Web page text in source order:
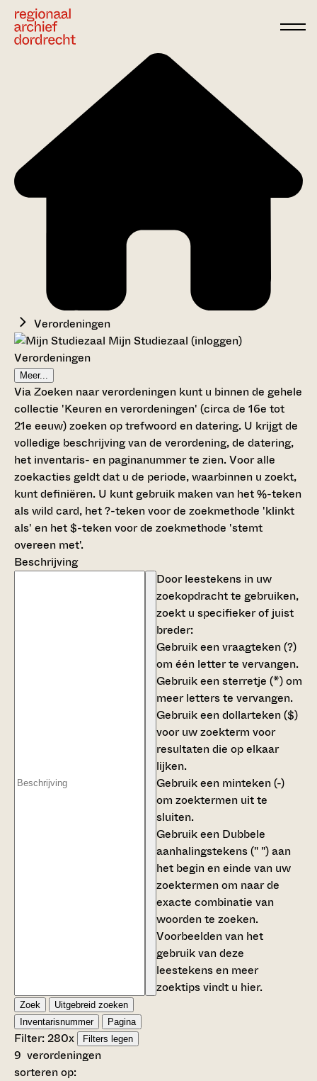
Verordeningen
Mijn Studiezaal (inloggen)
Verordeningen
Meer...
Via Zoeken naar verordeningen kunt u binnen de gehele
collectie 'Keuren en verordeningen' (circa de 16e tot
21e eeuw) zoeken op trefwoord en datering. U krijgt de
volledige beschrijving van de verordening, de datering,
het inventaris- en paginanummer te zien. Voor alle
zoekacties geldt dat u de periode, waarbinnen u zoekt,
kunt definiëren. U kunt gebruik maken van het %-teken
als wild card, het ?-teken voor de zoekmethode 'klinkt
als' en het $-teken voor de zoekmethode 'stemt
overeen met'.
Beschrijving
Door leestekens in uw
zoekopdracht te gebruiken,
zoekt u specifieker of juist
breder:
Gebruik eenvraagteken (?)
om één letter te vervangen.
Gebruik eensterretje (*)om
meer letters te vervangen.
Gebruik eendollarteken ($)
voor uw zoekterm voor
resultaten die op elkaar
lijken.
Gebruik een minteken (-)
om zoektermen uit te
sluiten.
Gebruik een Dubbele
aanhalingstekens (" ")aan
het begin en einde van uw
zoektermen om naar de
exacte combinatie van
woorden te zoeken.
Voorbeelden van het
gebruik van deze
leestekens en meer
zoektips vindt u hier.
Zoek
Uitgebreid zoeken
Inventarisnummer
Pagina
Filter: 280x Filters legen
9 verordeningen
sorteren op: